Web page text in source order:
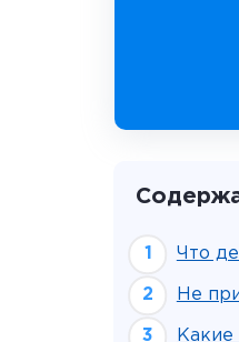
Что
Не
Какие